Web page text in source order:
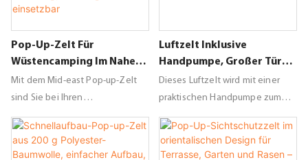
Wind und Wetter und ermöglicht
es Anglern, sich ganz auf ihren
Fang zu konzentrieren.
während des Aufenthalts im
Freien.
Pop-Up-Zelt Für
Wüstencamping Im Nahen
Osten, 210D Oxford-
Gewebe, Automatisches
Vielseitig Einsetzbar
Mit dem Mid-east Pop-up-Zelt
sind Sie bei Ihren
Wüstenabenteuern komfortabel
vor den Elementen geschützt.
Dieses einfach aufzubauende
Luftzelt Inklusive
Handpumpe, Großer Tür
Und Moskitonetzfenster
Dieses Luftzelt wird mit einer
praktischen Handpumpe zum
einfachen Aufblasen geliefert
und verfügt über eine geräumige
Tür sowie ein